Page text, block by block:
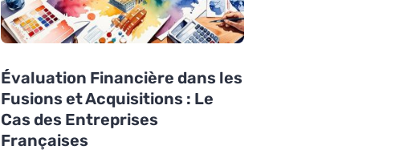
Évaluation Financière dans les
Fusions et Acquisitions : Le
Cas des Entreprises
Françaises